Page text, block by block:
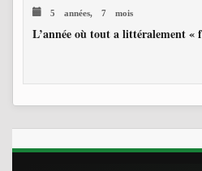
5 années, 7 mois
L’année où tout a littéralement «